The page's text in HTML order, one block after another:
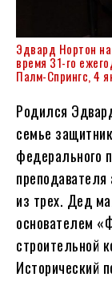
Эдвард Нортон
время 31-го
Палм-Спрингс, 4
Родился
семье
федерального
из трех. Дед
основателем
строительной
Исторический